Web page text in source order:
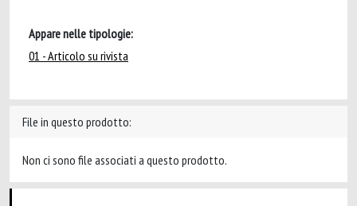
Appare nelle tipologie:
01 - Articolo su rivista
File in questo prodotto:
Non ci sono file associati a questo prodotto.